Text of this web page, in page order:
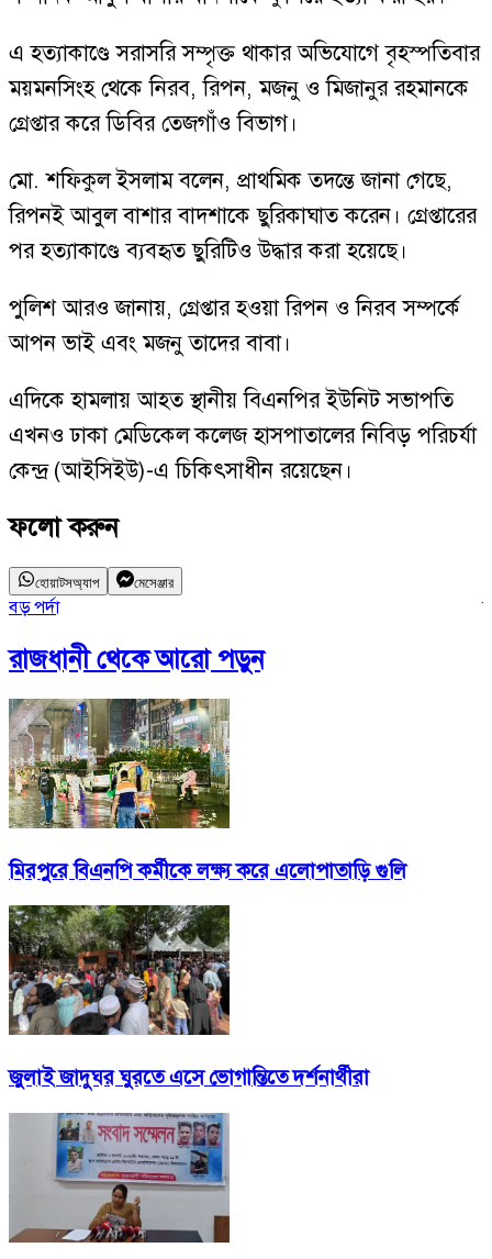
এ হত্যাকাণ্ডে সরাসরি সম্পৃক্ত থাকার অভিযোগে বৃহস্পতিবার
ময়মনসিংহ থেকে নিরব, রিপন, মজনু ও মিজানুর রহমানকে
গ্রেপ্তার করে ডিবির তেজগাঁও বিভাগ।
মো. শফিকুল ইসলাম বলেন, প্রাথমিক তদন্তে জানা গেছে,
রিপনই আবুল বাশার বাদশাকে ছুরিকাঘাত করেন। গ্রেপ্তারের
পর হত্যাকাণ্ডে ব্যবহৃত ছুরিটিও উদ্ধার করা হয়েছে।
পুলিশ আরও জানায়, গ্রেপ্তার হওয়া রিপন ও নিরব সম্পর্কে
আপন ভাই এবং মজনু তাদের বাবা।
এদিকে হামলায় আহত স্থানীয় বিএনপির ইউনিট সভাপতি
এখনও ঢাকা মেডিকেল কলেজ হাসপাতালের নিবিড় পরিচর্যা
কেন্দ্র (আইসিইউ)-এ চিকিৎসাধীন রয়েছেন।
ফলো করুন
হোয়াটসঅ্যাপ মেসেঞ্জার
বড় পর্দা
রাজধানীথেকে আরো পড়ুন
মিরপুরে বিএনপি কর্মীকে লক্ষ্য করে এলোপাতাড়ি গুলি
জুলাই জাদুঘর ঘুরতে এসে ভোগান্তিতে দর্শনার্থীরা